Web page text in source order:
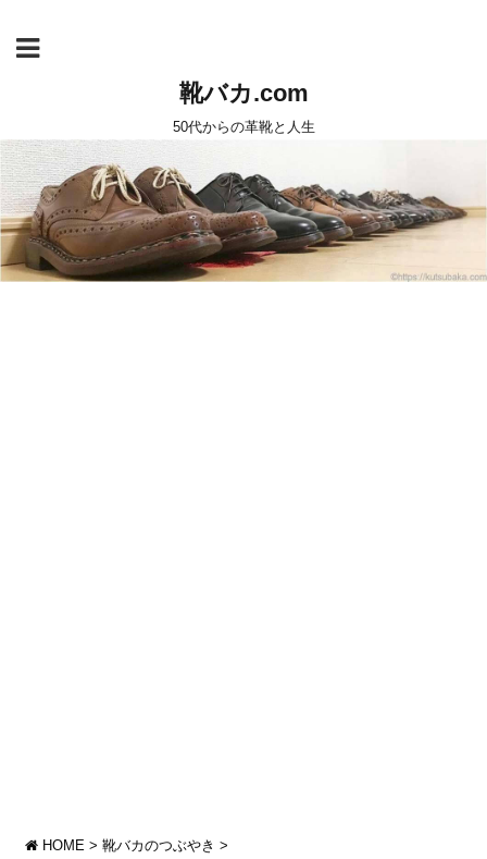
靴バカ.com
50代からの革靴と人生
HOME > 靴バカのつぶやき >